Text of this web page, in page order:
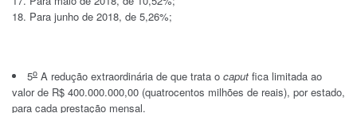
Para junho de 2018, de 5,26%;
5o A redução extraordinária de que trata o caput fica limitada ao
valor de R$ 400.000.000,00 (quatrocentos milhões de reais), por estado,
para cada prestação mensal.